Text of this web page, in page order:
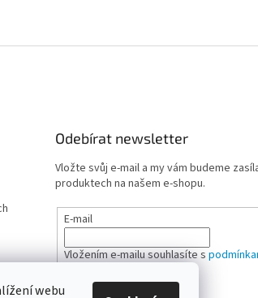
webu
Odebírat newsletter
Vložte svůj e-mail a my vám budeme
produktech na našem e-shopu.
E-mail
Vložením e-mailu souhlasíte s